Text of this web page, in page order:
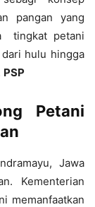
pangan yang
tingkat petani
hulu hingga
PSP
Petani
Jawa
Kementerian
memanfaatkan